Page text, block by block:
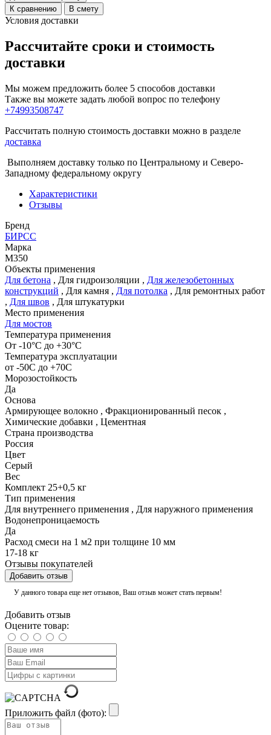
К сравнению
В смету
Условия доставки
Рассчитайте сроки и стоимость
доставки
Мы можем предложить более 5 способов доставки
Также вы можете задать любой вопрос по телефону
+74993508747
Рассчитать полную стоимость доставки можно в разделе
доставка
Выполняем доставку только по Центральному и Северо-
Западному федеральному округу
Характеристики
Отзывы
Бренд
БИРСС
Марка
М350
Объекты применения
Для бетона , Для гидроизоляции , Для железобетонных
конструкций , Для камня , Для потолка , Для ремонтных работ
, Для швов , Для штукатурки
Место применения
Для мостов
Температура применения
От -10°С до +30°С
Температура эксплуатации
от -50С до +70С
Морозостойкость
Да
Основа
Армирующее волокно , Фракционированный песок ,
Химические добавки , Цементная
Страна производства
Россия
Цвет
Серый
Вес
Комплект 25+0,5 кг
Тип применения
Для внутреннего применения , Для наружного применения
Водонепроницаемость
Да
Расход смеси на 1 м2 при толщине 10 мм
17-18 кг
Отзывы покупателей
Добавить отзыв
У данного товара еще нет отзывов, Ваш отзыв может стать первым!
Добавить отзыв
Оцените товар:
Приложить файл (фото):